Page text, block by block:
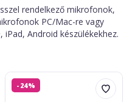
rendelkező mikrofonok,
PC/Mac-re vagy
Android készülékekhez.
ROQ
Audio
-24%